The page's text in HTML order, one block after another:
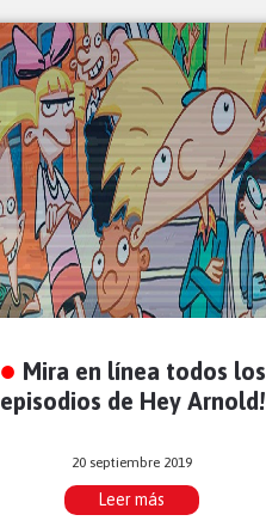
Mira en línea todos los
episodios de Hey Arnold!
20 septiembre 2019
Leer más